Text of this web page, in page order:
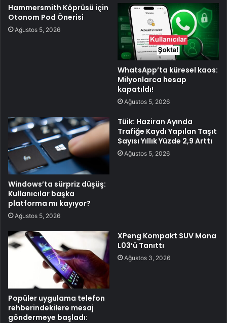
Hammersmith Köprüsü için
Otonom Pod Önerisi
Ağustos 5, 2026
WhatsApp’ta küresel kaos:
Milyonlarca hesap
kapatıldı!
Ağustos 5, 2026
Windows’ta sürpriz düşüş:
Kullanıcılar başka
platforma mı kayıyor?
Ağustos 5, 2026
Tüik: Haziran Ayında
Trafiğe Kaydı Yapılan Taşıt
Sayısı Yıllık Yüzde 2,9 Arttı
Ağustos 5, 2026
Popüler uygulama telefon
rehberindekilere mesaj
göndermeye başladı:
XPeng Kompakt SUV Mona
L03’ü Tanıttı
Ağustos 3, 2026